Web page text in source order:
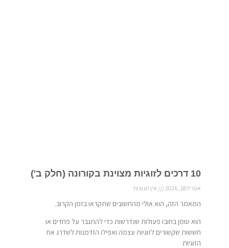
10 דרכים לזוגיות מצוינת בקורונה (חלק ב')
אפריל 18, 2026 אין תגובות
המאמר הזה, הוא אולי מהחשובים שתקראו בזמן הקרוב.
הוא טומן בחובו פעולות שנדרשות כדי להתגבר על פחדים או
חששות שקשורים לזוגיות עצמה ואפילו הזדמנות לשדרג את
הזוגיות